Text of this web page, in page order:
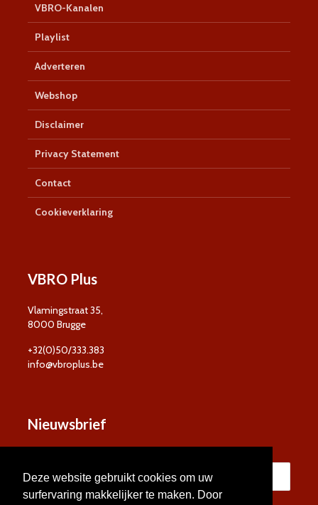
Deze website gebruikt cookies om uw
surfervaring makkelijker te maken. Door
VBRO-Kanalen
Playlist
Adverteren
Webshop
Disclaimer
Privacy Statement
Contact
Cookieverklaring
VBRO Plus
Vlamingstraat 35,
8000 Brugge
+32(0)50/333.383
info@vbroplus.be
Nieuwsbrief